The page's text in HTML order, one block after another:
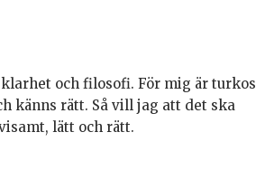
och filosofi. För mig är turkos
känns rätt. Så vill jag att det ska
lätt och rätt.